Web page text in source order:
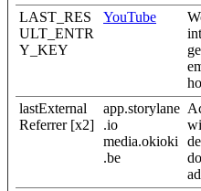
LAST_RES
ULT_ENTR
Y_KEY
YouTube
lastExternal
Referrer [x2]
app.storylane
.io
media.okioki
.be